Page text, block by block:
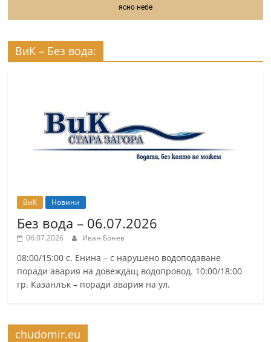
ясно небе
ВиК – Без вода:
ВиК Новини
Без вода – 06.07.2026
06.07.2026 Иван Бонев
08:00/15:00 с. Енина – с нарушено водоподаване
поради авария на довеждащ водопровод. 10:00/18:00
гр. Казанлък – поради авария на ул.
chudomir.eu